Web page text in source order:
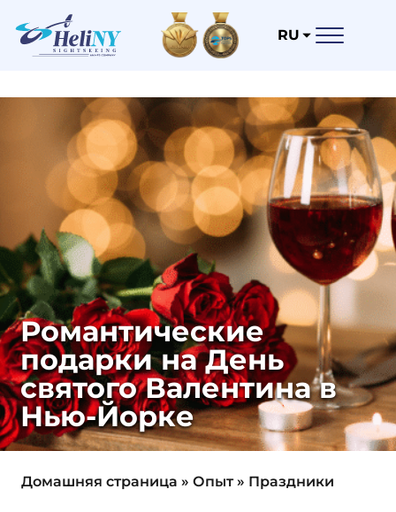
RU
Романтические
подарки на День
святого Валентина в
Нью-Йорке
Домашняя страница » Опыт» Праздники